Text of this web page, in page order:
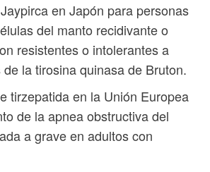
en Japón para personas
del manto recidivante o
resistentes o intolerantes a
la tirosina quinasa de Bruton.
tirzepatida en la Unión Europea
de la apnea obstructiva del
a grave en adultos con